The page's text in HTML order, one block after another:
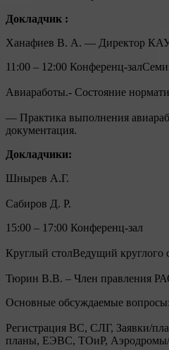
Докладчик :
Ханафиев В. А. — Директор
11:00 – 12:00 Конференц-
Авиаработы.- Состояние
— Практика выполнения
документация.
Докладчики:
Шнырев А.Г.
Сабиров Д. Р.
15:00 – 17:00 Конференц-зал
Круглый столВедущий круглого
Тюрин В.В. – Член правления
Основные обсуждаемые вопросы:
Регистрация ВС, СЛГ, Заявки/
планы, ЕЭВС, ТОиР,